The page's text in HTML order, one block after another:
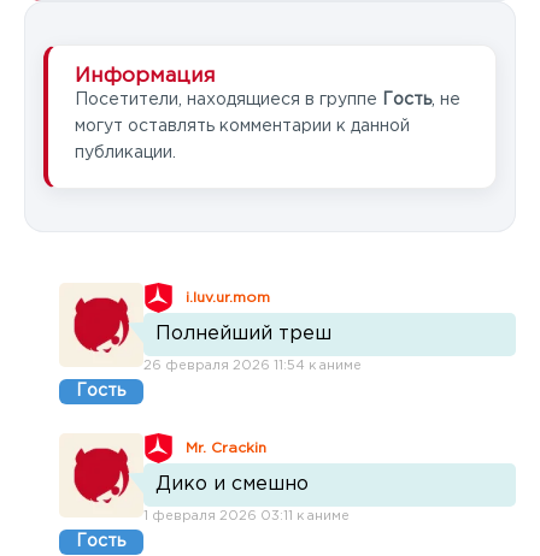
Информация
Посетители, находящиеся в группе Гость, не
могут оставлять комментарии к данной
публикации.
Гость
i.luv.ur.mom
Полнейший треш
26 февраля 2026 11:54 к аниме
Гость
Mr. Crackin
Дико и смешно
1 февраля 2026 03:11 к аниме